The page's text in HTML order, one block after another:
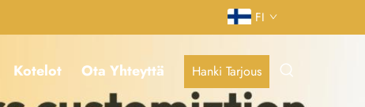
FI
Kotelot Ota Yhteyttä Hanki Tarjous